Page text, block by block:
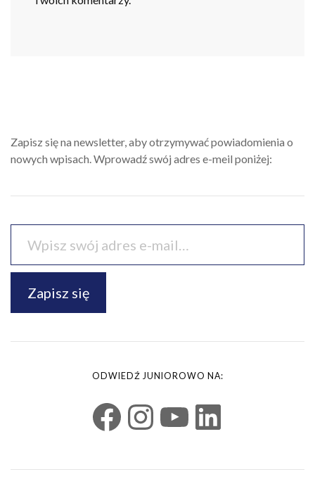
Zapisz się na newsletter, aby otrzymywać powiadomienia o
nowych wpisach. Wprowadź swój adres e-meil poniżej:
Zapisz się
ODWIEDŹ JUNIOROWO NA: